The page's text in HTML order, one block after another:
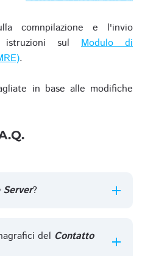
comnpilazione e l'invio
sul Modulo di
.
in base alle modifiche
Server?
del Contatto